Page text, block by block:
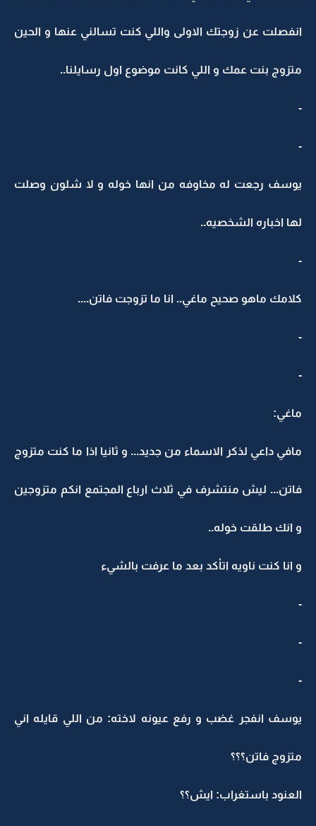
انفصلت عن زوجتك الاولى واللي كنت تسالني عنها و الحين
متزوج بنت عمك و اللي كانت موضوع اول رسايلنا..
-
-
يوسف رجعت له مخاوفه من انها خوله و لا شلون وصلت
لها اخباره الشخصيه..
-
كلامك ماهو صحيح ماغي.. انا ما تزوجت فاتن....
-
-
ماغي:
مافي داعي لذكر الاسماء من جديد... و ثانيا اذا ما كنت متزوج
فاتن... ليش منتشرف في ثلاث ارباع المجتمع انكم متزوجين
و انك طلقت خوله..
و انا كنت ناويه اتأكد بعد ما عرفت بالشيء
-
-
-
يوسف انفجر غضب و رفع عيونه لاخته: من اللي قايله اني
متزوج فاتن؟؟؟
العنود باستغراب: ايش؟؟